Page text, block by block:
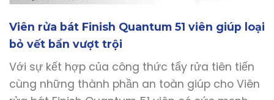
Viên rửa bát Finish Quantum 51 viên giúp loại
bỏ vết bẩn vượt trội
Với sự kết hợp của công thức tẩy rửa tiên tiến
cùng những thành phần an toàn giúp cho Viên